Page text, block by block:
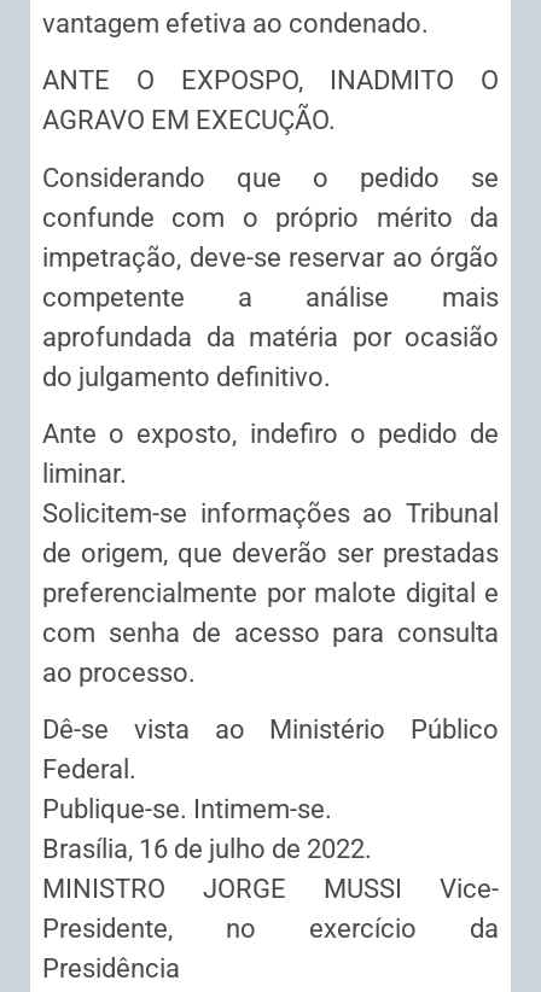
vantagem efetiva ao condenado.
ANTE O EXPOSPO, INADMITO O
AGRAVO EM EXECUÇÃO.
Considerando que o pedido se
confunde com o próprio mérito da
impetração, deve-se reservar ao órgão
competente a análise mais
aprofundada da matéria por ocasião
do julgamento definitivo.
Ante o exposto, indefiro o pedido de
liminar.
Solicitem-se informações ao Tribunal
de origem, que deverão ser prestadas
preferencialmente por malote digital e
com senha de acesso para consulta
ao processo.
Dê-se vista ao Ministério Público
Federal.
Publique-se. Intimem-se.
Brasília, 16 de julho de 2022.
MINISTRO JORGE MUSSI Vice-
Presidente, no exercício da
Presidência